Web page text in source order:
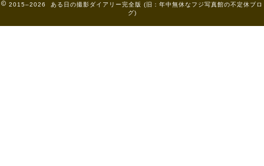
2015–2026 ある日の撮影ダイアリー完全版 (旧：年中無休なフジ写真館の不定休ブロ
グ)